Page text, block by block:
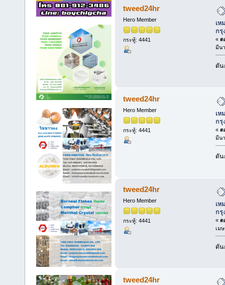
tweed24hr
Hero Member
กระทู้: 4441
เห
กรุ
« ต
มีน
ดัน
tweed24hr
Hero Member
กระทู้: 4441
เห
กรุ
« ต
มีน
ดัน
tweed24hr
Hero Member
กระทู้: 4441
เห
กรุ
« ต
เม
ดัน
tweed24hr